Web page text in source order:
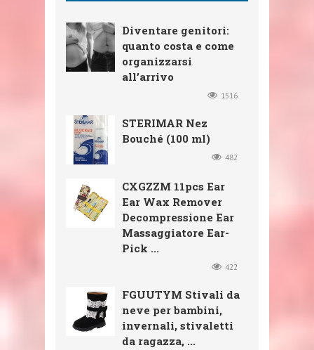
Diventare genitori:
quanto costa e come
organizzarsi
all’arrivo
1516
STERIMAR Nez
Bouché (100 ml)
482
CXGZZM 11pcs Ear
Ear Wax Remover
Decompressione Ear
Massaggiatore Ear-
Pick ...
422
FGUUTYM Stivali da
neve per bambini,
invernali, stivaletti
da ragazza, ...